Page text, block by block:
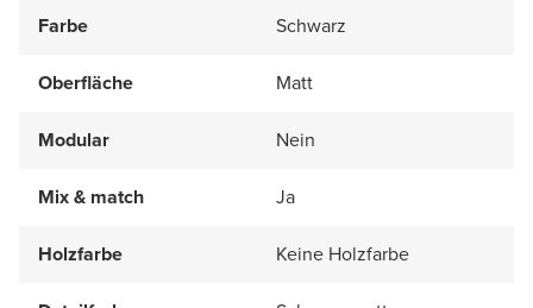
Farbe Schwarz
Oberfläche Matt
Modular Nein
Mix & match Ja
Holzfarbe Keine Holzfarbe